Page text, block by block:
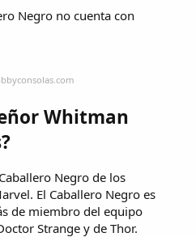
Negro no cuenta con
Whitman
Negro de los
El Caballero Negro es
de miembro del equipo
Strange y de Thor.